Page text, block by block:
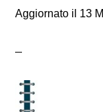
Aggiornato il 13